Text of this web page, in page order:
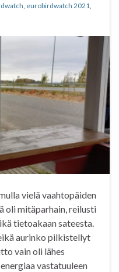
, eurobirdwatch 2021,
vielä vaahtopäiden
oli mitäparhain, reilusti
tietoakaan sateesta.
aurinko pilkistellyt
vain oli lähes
vastatuuleen